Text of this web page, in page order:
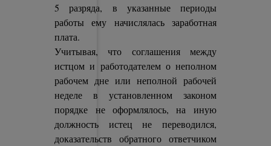
5 разряда, в указанные периоды
работы ему начислялась заработная
плата.
Учитывая, что соглашения между
истцом и работодателем о неполном
рабочем дне или неполной рабочей
неделе в установленном законом
порядке не оформлялось, на иную
должность истец не переводился,
доказательств обратного ответчиком